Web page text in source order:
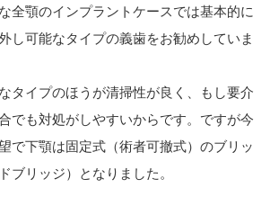
全顎のインプラントケースでは基本的に
し可能なタイプの義歯をお勧めしていま
タイプのほうが清掃性が良く、もし要介
でも対処がしやすいからです。ですが今
で下顎は固定式（術者可撤式）のブリッ
ブリッジ）となりました。